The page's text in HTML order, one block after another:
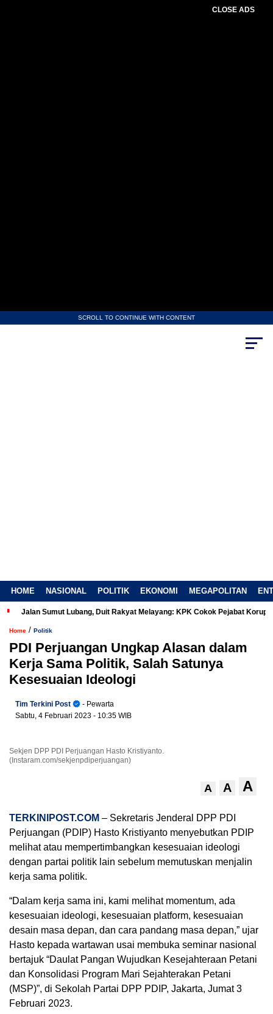
CLOSE ADS
SCROLL TO CONTINUE WITH CONTENT
HOME NASIONAL POLITIK EKONOMI MEGAPOLITAN
Jalan Sumut Lubang, Duit Rakyat Melayang: KPK Cokok Pejabat Korup
Home / Politik
PDI Perjuangan Ungkap Alasan dalam
Kerja Sama Politik, Salah Satunya
Kesesuaian Ideologi
Tim Terkini Post
- Pewarta
Sabtu, 4 Februari 2023 - 10:35 WIB
Sekjen DPP PDI Perjuangan Hasto Kristiyanto.
(Instaram.com/sekjenpdiperjuangan)
A A A
TERKINIPOST.COM – Sekretaris Jenderal DPP PDI
Perjuangan (PDIP) Hasto Kristiyanto menyebutkan PDIP
melihat atau mempertimbangkan kesesuaian ideologi
dengan partai politik lain sebelum memutuskan menjalin
kerja sama politik.
“Dalam kerja sama ini, kami melihat momentum, ada
kesesuaian ideologi, kesesuaian platform, kesesuaian
desain masa depan, dan cara pandang masa depan,” ujar
Hasto kepada wartawan usai membuka seminar nasional
bertajuk “Daulat Pangan Wujudkan Kesejahteraan Petani
dan Konsolidasi Program Mari Sejahterakan Petani
(MSP)”, di Sekolah Partai DPP PDIP, Jakarta, Jumat 3
Februari 2023.